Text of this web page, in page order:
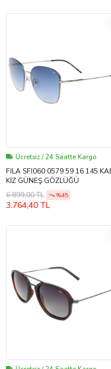
Ücretsiz / 24 Saatte Kargo
FILA SFI060 0579 59 16 145
KIZ GÜNEŞ GÖZLÜĞÜ
6.899,00 TL
%45
3.764,40 TL